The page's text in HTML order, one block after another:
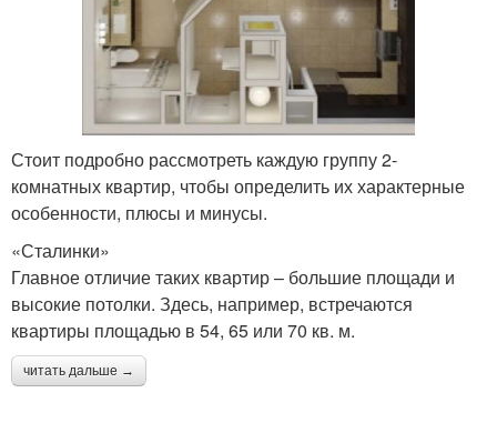
Стоит подробно рассмотреть каждую группу 2-
комнатных квартир, чтобы определить их характерные
особенности, плюсы и минусы.
«Сталинки»
Главное отличие таких квартир – большие площади и
высокие потолки. Здесь, например, встречаются
квартиры площадью в 54, 65 или 70 кв. м.
читать дальше →